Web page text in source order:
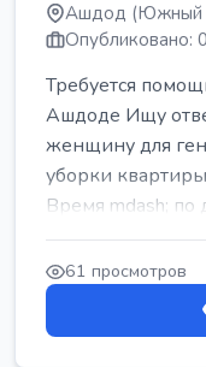
Ашдод (Южный
Опубликовано:
Требуется
Ашдоде Ищу
женщину для
уборки
Время mdash; по
61 просмотров